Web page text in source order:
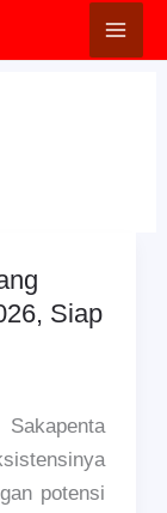
Siap
potensi